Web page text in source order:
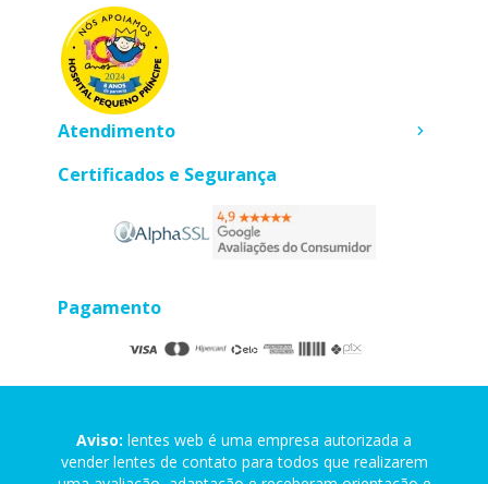
Atendimento
Certificados e Segurança
Pagamento
Aviso: lentes web é uma empresa autorizada a
vender lentes de contato para todos que realizarem